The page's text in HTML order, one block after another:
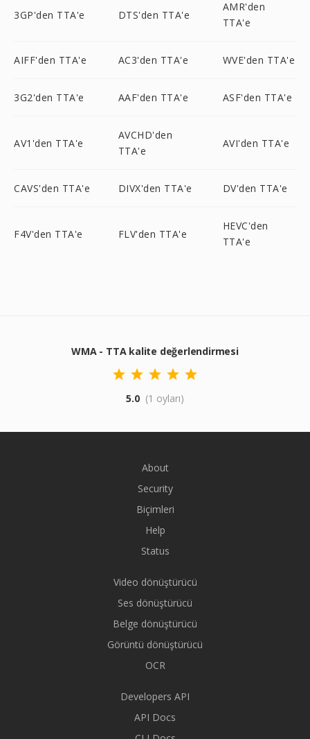
3GP'den TTA'e DTS'den TTA'e
AMR'den
TTA'e
AIFF'den TTA'e AC3'den TTA'e WVE'den TTA'e
3G2'den TTA'e AAF'den TTA'e ASF'den TTA'e
AV1'den TTA'e
AVCHD'den
TTA'e
AVI'den TTA'e
CAVS'den TTA'e DIVX'den TTA'e DV'den TTA'e
F4V'den TTA'e FLV'den TTA'e
HEVC'den
TTA'e
WMA - TTA kalite değerlendirmesi
5.0 (1 oyları)
About
Security
Biçimleri
Help
Status
Video dönüştürücü
Ses dönüştürücü
Belge dönüştürücü
Görüntü dönüştürücü
OCR
Developers API
API Docs